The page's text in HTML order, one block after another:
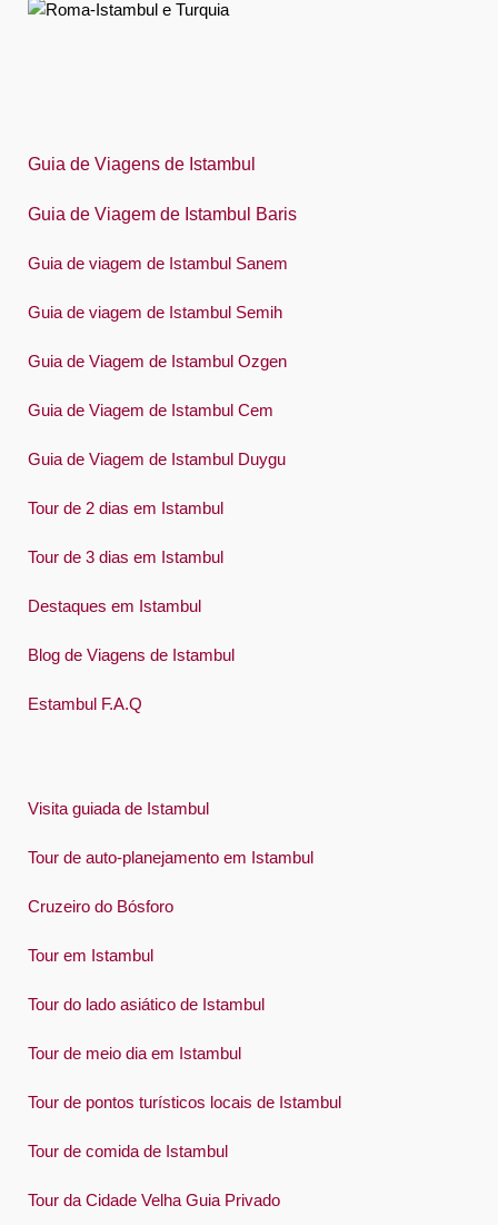
Italiano
Русский
Español
Swedish
Türkçe
Guia de Viagens de Istambul
Guia de Viagem de Istambul Baris
Guia de viagem de Istambul Sanem
Guia de viagem de Istambul Semih
Guia de Viagem de Istambul Ozgen
Guia de Viagem de Istambul Cem
Guia de Viagem de Istambul Duygu
Tour de 2 dias em Istambul
Tour de 3 dias em Istambul
Destaques em Istambul
Blog de Viagens de Istambul
Estambul F.A.Q
Visita guiada de Istambul
Tour de auto-planejamento em Istambul
Cruzeiro do Bósforo
Tour em Istambul
Tour do lado asiático de Istambul
Tour de meio dia em Istambul
Tour de pontos turísticos locais de Istambul
Tour de comida de Istambul
Tour da Cidade Velha Guia Privado